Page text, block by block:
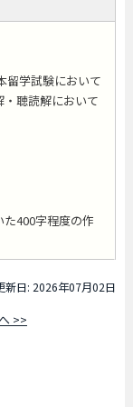
留学試験において
・聴読解において
400字程度の作
新日: 2026年07月02日
>>